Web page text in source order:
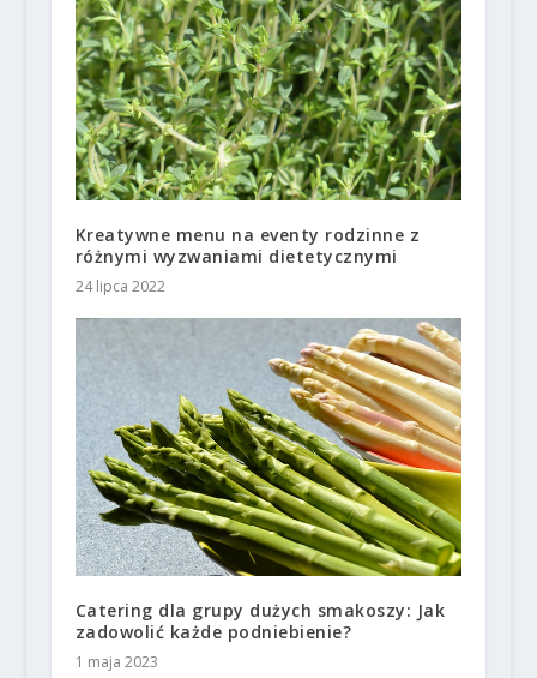
Kreatywne menu na eventy rodzinne z
różnymi wyzwaniami dietetycznymi
24 lipca 2022
Catering dla grupy dużych smakoszy: Jak
zadowolić każde podniebienie?
1 maja 2023